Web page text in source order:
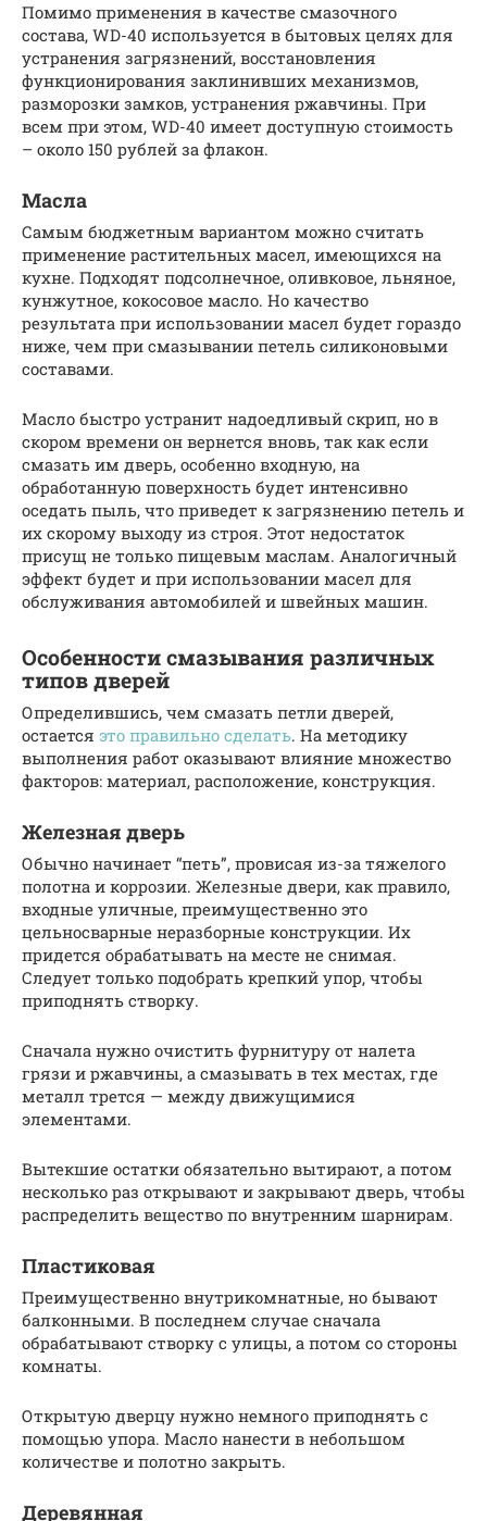
Помимо применения в качестве смазочного
состава, WD-40 используется в бытовых целях для
устранения загрязнений, восстановления
функционирования заклинивших механизмов,
разморозки замков, устранения ржавчины. При
всем при этом, WD-40 имеет доступную стоимость
– около 150 рублей за флакон.
Масла
Самым бюджетным вариантом можно считать
применение растительных масел, имеющихся на
кухне. Подходят подсолнечное, оливковое, льняное,
кунжутное, кокосовое масло. Но качество
результата при использовании масел будет гораздо
ниже, чем при смазывании петель силиконовыми
составами.
Масло быстро устранит надоедливый скрип, но в
скором времени он вернется вновь, так как если
смазать им дверь, особенно входную, на
обработанную поверхность будет интенсивно
оседать пыль, что приведет к загрязнению петель и
их скорому выходу из строя. Этот недостаток
присущ не только пищевым маслам. Аналогичный
эффект будет и при использовании масел для
обслуживания автомобилей и швейных машин.
Особенности смазывания различных
типов дверей
Определившись, чем смазать петли дверей,
остается это правильно сделать. На методику
выполнения работ оказывают влияние множество
факторов: материал, расположение, конструкция.
Железная дверь
Обычно начинает “петь”, провисая из-за тяжелого
полотна и коррозии. Железные двери, как правило,
входные уличные, преимущественно это
цельносварные неразборные конструкции. Их
придется обрабатывать на месте не снимая.
Следует только подобрать крепкий упор, чтобы
приподнять створку.
Сначала нужно очистить фурнитуру от налета
грязи и ржавчины, а смазывать в тех местах, где
металл трется — между движущимися
элементами.
Вытекшие остатки обязательно вытирают, а потом
несколько раз открывают и закрывают дверь, чтобы
распределить вещество по внутренним шарнирам.
Пластиковая
Преимущественно внутрикомнатные, но бывают
балконными. В последнем случае сначала
обрабатывают створку с улицы, а потом со стороны
комнаты.
Открытую дверцу нужно немного приподнять с
помощью упора. Масло нанести в небольшом
количестве и полотно закрыть.
Деревянная